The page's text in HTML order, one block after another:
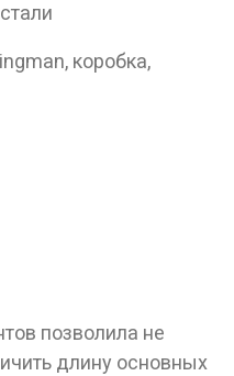
коробка,
позволила не
длину основных